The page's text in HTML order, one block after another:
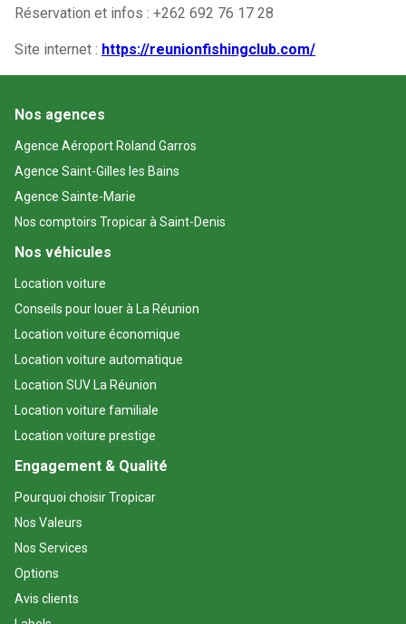
Réservation et infos : +262 692 76 17 28
Site internet : https://reunionfishingclub.com/
Nos agences
Agence Aéroport Roland Garros
Agence Saint-Gilles les Bains
Agence Sainte-Marie
Nos comptoirs Tropicar à Saint-Denis
Nos véhicules
Location voiture
Conseils pour louer à La Réunion
Location voiture économique
Location voiture automatique
Location SUV La Réunion
Location voiture familiale
Location voiture prestige
Engagement & Qualité
Pourquoi choisir Tropicar
Nos Valeurs
Nos Services
Options
Avis clients